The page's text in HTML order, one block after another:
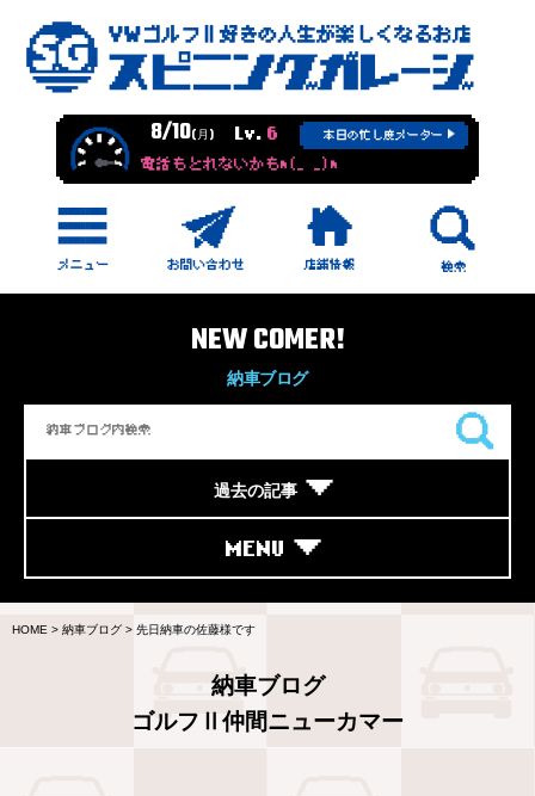
8/10(月) Lv. 6 本日の忙し度メーター
電話もとれないかもm(_ _)m
NEW COMER!
納車ブログ
過去の記事
MENU
HOME > 納車ブログ > 先日納車の佐藤様です
納車ブログ
ゴルフⅡ仲間ニューカマー